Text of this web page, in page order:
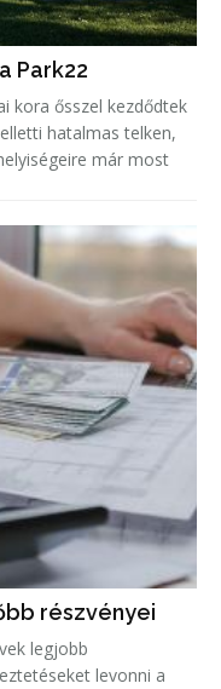
Park22
kora ősszel kezdődtek
hatalmas telken,
már most
részvényei
legjobb
levonni a